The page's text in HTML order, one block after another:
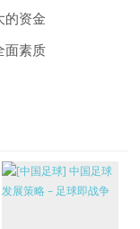
的资金
面素质